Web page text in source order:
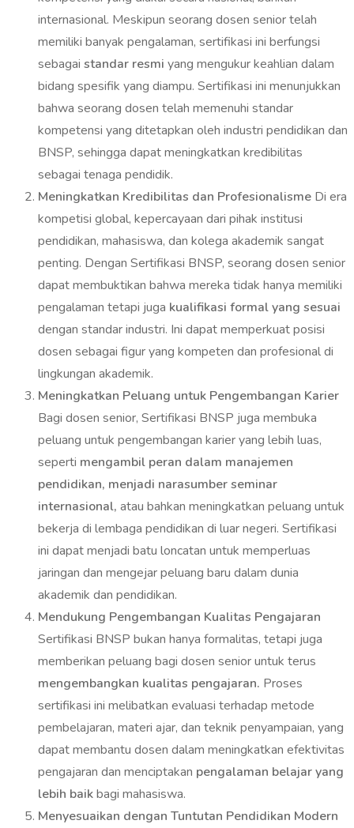
internasional. Meskipun seorang dosen senior telah
memiliki banyak pengalaman, sertifikasi ini berfungsi
sebagai standar resmi yang mengukur keahlian dalam
bidang spesifik yang diampu. Sertifikasi ini menunjukkan
bahwa seorang dosen telah memenuhi standar
kompetensi yang ditetapkan oleh industri pendidikan dan
BNSP, sehingga dapat meningkatkan kredibilitas
sebagai tenaga pendidik.
Meningkatkan Kredibilitas dan Profesionalisme Di era
kompetisi global, kepercayaan dari pihak institusi
pendidikan, mahasiswa, dan kolega akademik sangat
penting. Dengan Sertifikasi BNSP, seorang dosen senior
dapat membuktikan bahwa mereka tidak hanya memiliki
pengalaman tetapi juga kualifikasi formal yang sesuai
dengan standar industri. Ini dapat memperkuat posisi
dosen sebagai figur yang kompeten dan profesional di
lingkungan akademik.
Meningkatkan Peluang untuk Pengembangan Karier
Bagi dosen senior, Sertifikasi BNSP juga membuka
peluang untuk pengembangan karier yang lebih luas,
seperti mengambil peran dalam manajemen
pendidikan, menjadi narasumber seminar
internasional, atau bahkan meningkatkan peluang untuk
bekerja di lembaga pendidikan di luar negeri. Sertifikasi
ini dapat menjadi batu loncatan untuk memperluas
jaringan dan mengejar peluang baru dalam dunia
akademik dan pendidikan.
Mendukung Pengembangan Kualitas Pengajaran
Sertifikasi BNSP bukan hanya formalitas, tetapi juga
memberikan peluang bagi dosen senior untuk terus
mengembangkan kualitas pengajaran. Proses
sertifikasi ini melibatkan evaluasi terhadap metode
pembelajaran, materi ajar, dan teknik penyampaian, yang
dapat membantu dosen dalam meningkatkan efektivitas
pengajaran dan menciptakan pengalaman belajar yang
lebih baikbagi mahasiswa.
Menyesuaikan dengan Tuntutan Pendidikan Modern